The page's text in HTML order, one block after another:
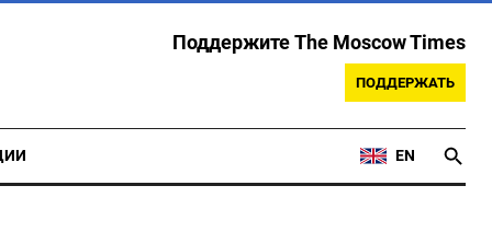
Поддержите The Moscow Times
ПОДДЕРЖАТЬ
EN